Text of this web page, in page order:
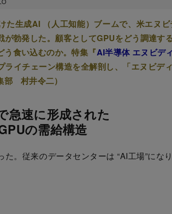
た生成AI （人工知能）ブームで、米エヌ
が勃発した。顧客としてGPUをどう調達す
う食い込むのか。特集『AI半導体 エヌビデ
ライチェーン構造を全解剖し、「エヌビデ
部 村井令二）
急速に形成された
の需給構造
た。従来のデータセンターは “AI工場”にな